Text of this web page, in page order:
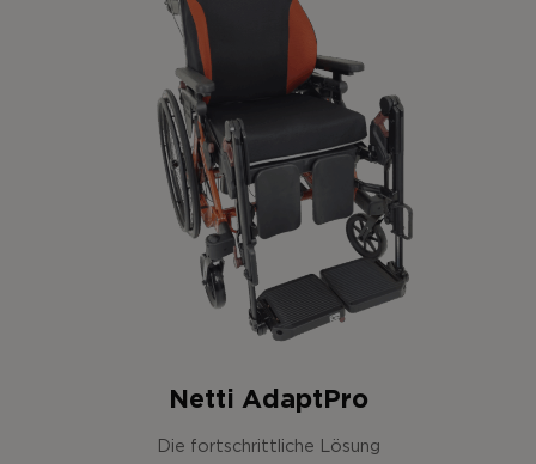
Netti AdaptPro
Die fortschrittliche Lösung